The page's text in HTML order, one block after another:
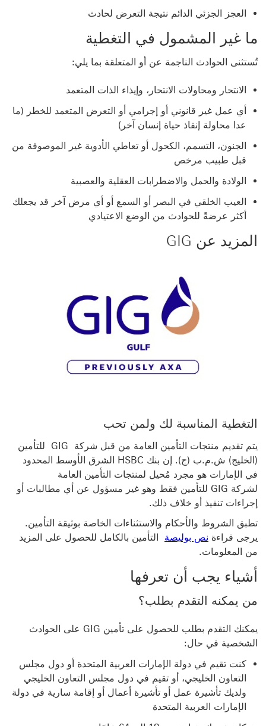
العجز الجزئي الدائم نتيجة التعرض لحادث
ما غير المشمول في التغطية
تُستثنى الحوادث الناجمة عن أو المتعلقة بما يلي:
الانتحار ومحاولات الانتحار، وإيذاء الذات المتعمد
أي عمل غير قانوني أو إجرامي أو التعرض المتعمد للخطر (ما
عدا محاولة إنقاذ حياة إنسان آخر)
الجنون، التسمم، الكحول أو تعاطي الأدوية غير الموصوفة من
قبل طبيب مرخص
الولادة والحمل والاضطرابات العقلية والعصبية
العيب الخلقي في البصر أو السمع أو أي مرض آخر قد يجعلك
أكثر عرضةً للحوادث من الوضع الاعتيادي
المزيد عن GIG
التغطية المناسبة لك ولمن تحب
يتم تقديم منتجات التأمين العامة من قبل شركة GIG للتأمين
(الخليج) ش.م.ب (ج). إن بنك HSBC الشرق الأوسط المحدود
في الإمارات هو مجرد مُحيل لمنتجات التأمين العامة
لشركة GIG للتأمين فقط وهو غير مسؤول عن أي مطالبات أو
إجراءات تنفيذ أو خلاف ذلك.
تطبق الشروط والأحكام والاستثناءات الخاصة بوثيقة التأمين.
يرجى قراءة نص بوليصة التأمين بالكامل للحصول على المزيد
من المعلومات.
أشياء يجب أن تعرفها
من يمكنه التقدم بطلب؟
يمكنك التقدم بطلب للحصول على تأمين GIG على الحوادث
الشخصية في حال:
كنت تقيم في دولة الإمارات العربية المتحدة أو دول مجلس
التعاون الخليجي، أو تقيم في دول مجلس التعاون الخليجي
ولديك تأشيرة عمل أو تأشيرة أعمال أو إقامة سارية في دولة
الإمارات العربية المتحدة